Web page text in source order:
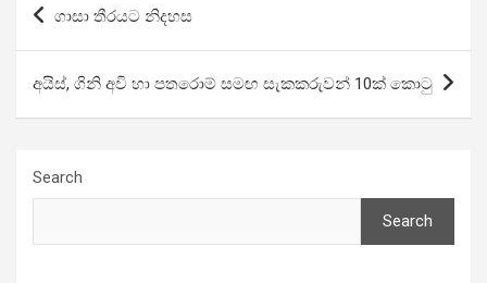
ගාසා තීරයට නිදහස
අයිස්, ගිනි අවි හා පතරොම් සමඟ සැකකරුවන් 10ක් ක‍ොටු
Search
Search